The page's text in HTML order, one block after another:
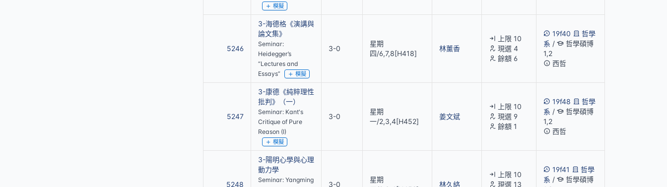
模擬
5246
3-海德格《演講與
論文集》
Seminar:
Heidegger’s
“Lectures and
Essays”
模擬
3-0
星期
四/6,7,8[H418]
林薰香
上限 10
現選 4
餘額 6
19f40
哲學
系 /
哲學碩博
1,2
西哲
5247
3-康德《純粹理性
批判》（一）
Seminar: Kant's
Critique of Pure
Reason (I)
模擬
3-0
星期
一/2,3,4[H452]
姜文斌
上限 10
現選 9
餘額 1
19f48
哲學
系 /
哲學碩博
1,2
西哲
5248
3-陽明心學與心理
動力學
Seminar: Yangming
3-0
星期
林久絡
上限 10
現選 13
19f41
哲學
系 /
哲學碩博